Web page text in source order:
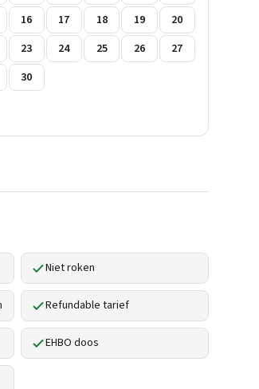
16 17 18 19
20
23 24 25 26
27
30
Niet roken
Refundable tarief
EHBO doos